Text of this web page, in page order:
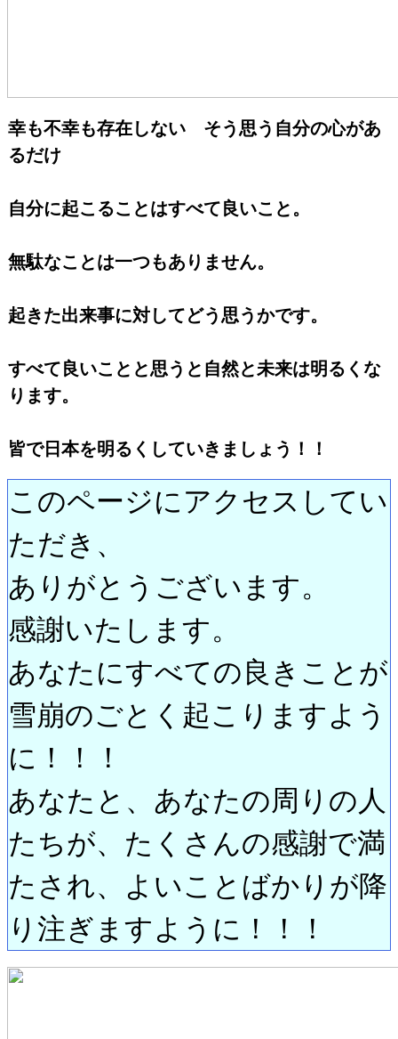
幸も不幸も存在しない そう思う自分の心があ
るだけ
自分に起こることはすべて良いこと。
無駄なことは一つもありません。
起きた出来事に対してどう思うかです。
すべて良いことと思うと自然と未来は明るくな
ります。
皆で日本を明るくしていきましょう！！
このページにアクセスしてい
ただき、
ありがとうございます。
感謝いたします。
あなたにすべての良きことが
雪崩のごとく起こりますよう
に！！！
あなたと、あなたの周りの人
たちが、たくさんの感謝で満
たされ、よいことばかりが降
り注ぎますように！！！